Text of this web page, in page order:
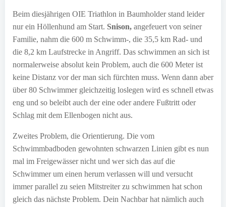
Beim diesjährigen OIE Triathlon in Baumholder stand leider
nur ein Höllenhund am Start. Snison, angefeuert von seiner
Familie, nahm die 600 m Schwimm-, die 35,5 km Rad- und
die 8,2 km Laufstrecke in Angriff. Das schwimmen an sich ist
normalerweise absolut kein Problem, auch die 600 Meter ist
keine Distanz vor der man sich fürchten muss. Wenn dann aber
über 80 Schwimmer gleichzeitig loslegen wird es schnell etwas
eng und so beleibt auch der eine oder andere Fußtritt oder
Schlag mit dem Ellenbogen nicht aus.
Zweites Problem, die Orientierung. Die vom
Schwimmbadboden gewohnten schwarzen Linien gibt es nun
mal im Freigewässer nicht und wer sich das auf die
Schwimmer um einen herum verlassen will und versucht
immer parallel zu seien Mitstreiter zu schwimmen hat schon
gleich das nächste Problem. Dein Nachbar hat nämlich auch